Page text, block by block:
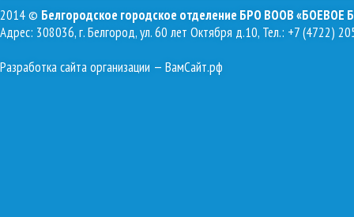
2014 © Белгородское городское отделение БРО ВООВ «БОЕВОЕ
Адрес: 308036, г. Белгород, ул. 60 лет Октября д.10, Тел.: +7 (4722)
Разработка сайта организации — ВамСайт.рф